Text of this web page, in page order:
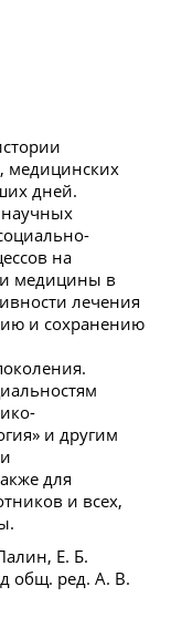
медицинских
дней.
научных
на
медицины в
лечения
и сохранению
и другим
для
и всех,
Е. Б.
общ. ред. А. В.